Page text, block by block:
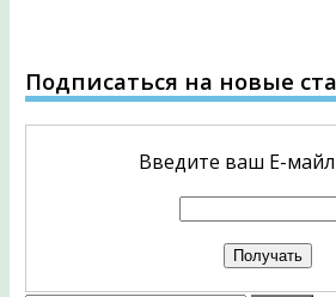
Подписаться на новые
Введите ваш Е-майл